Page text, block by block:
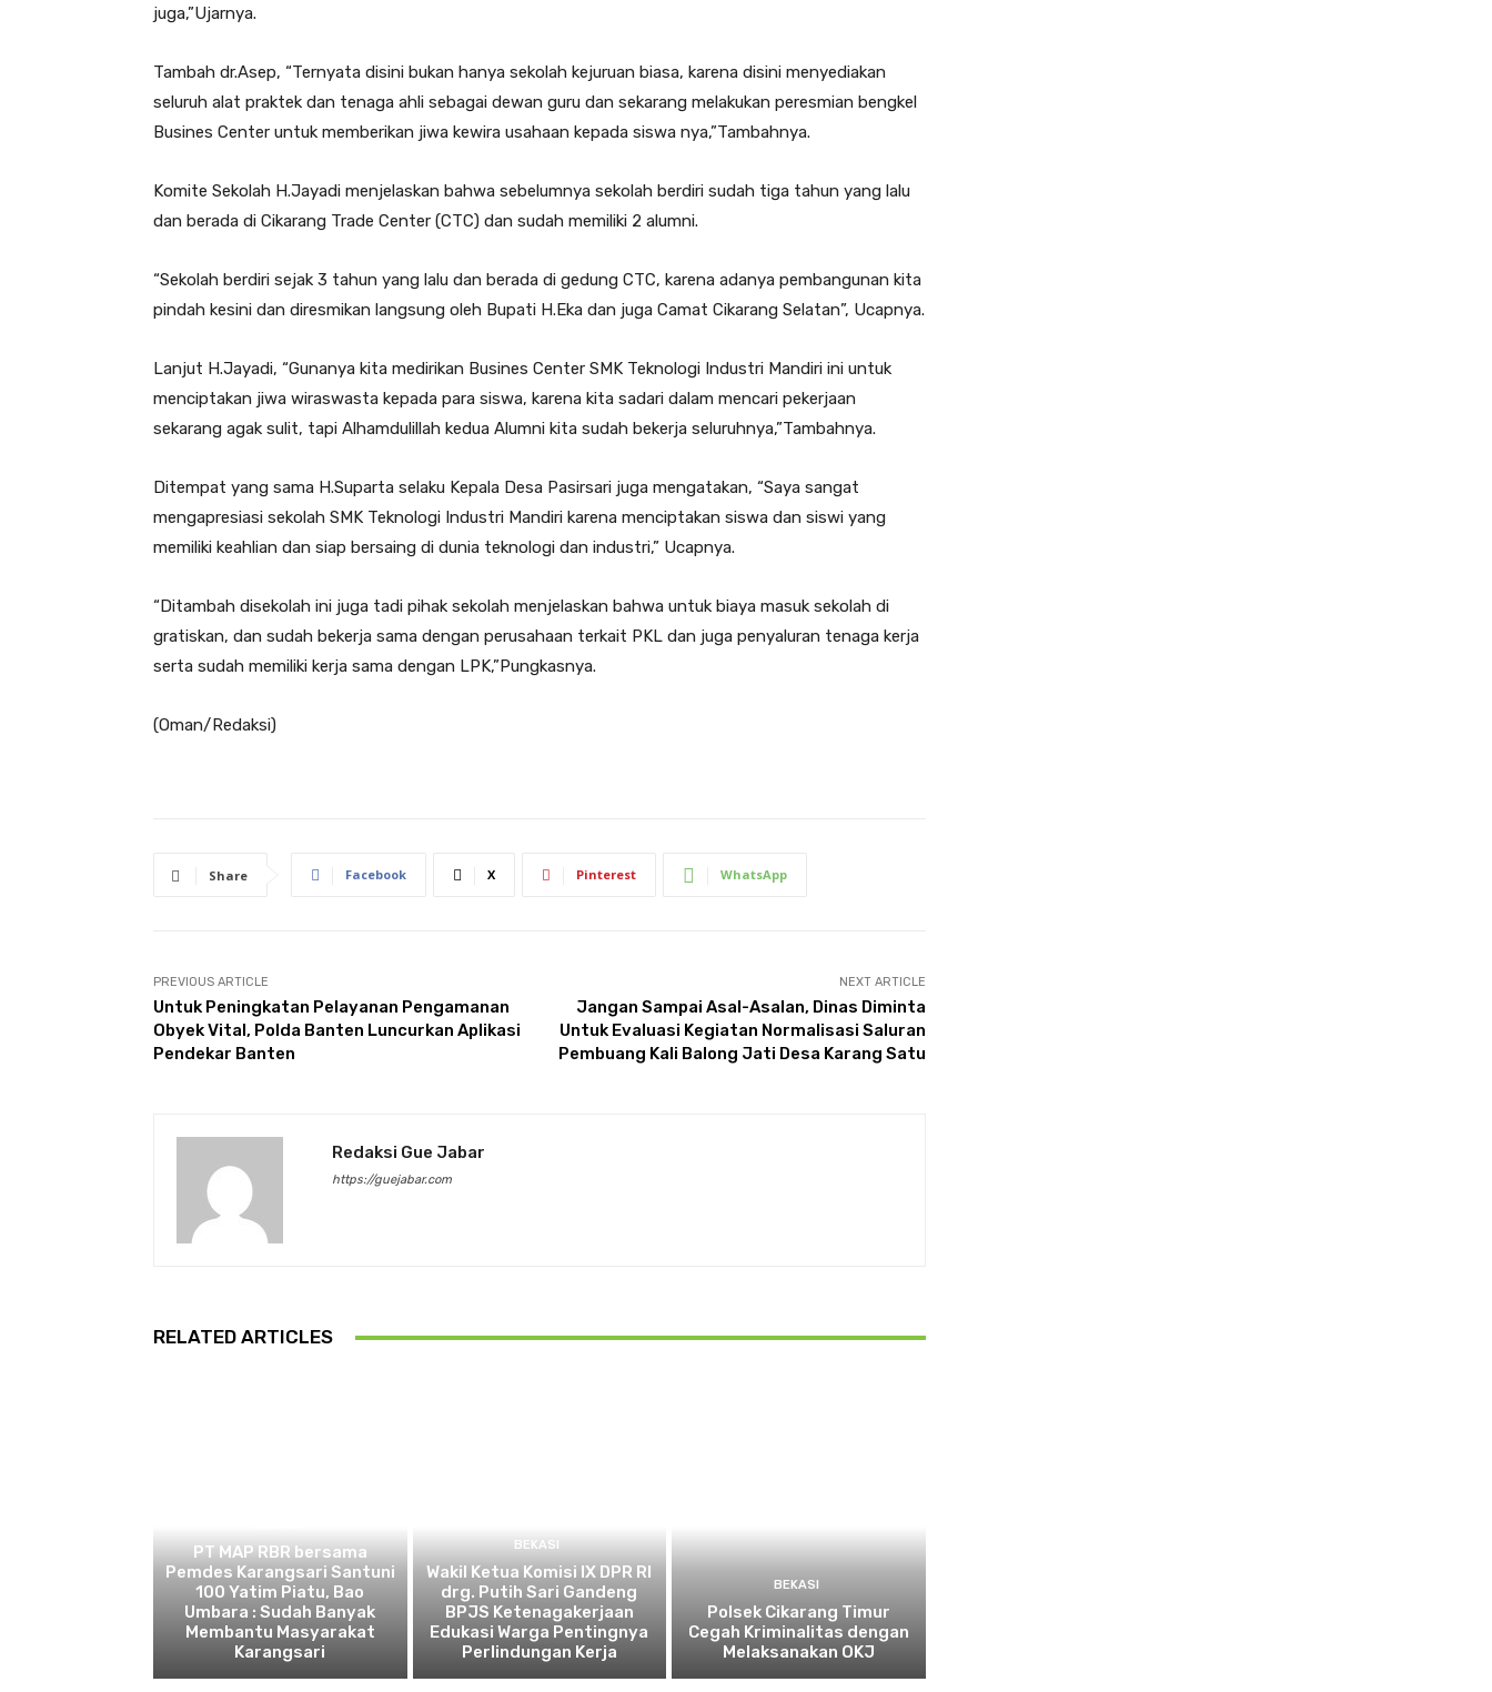
juga,”Ujarnya.
Tambah dr.Asep, “Ternyata disini bukan hanya sekolah kejuruan biasa, karena disini menyediakan
seluruh alat praktek dan tenaga ahli sebagai dewan guru dan sekarang melakukan peresmian bengkel
Busines Center untuk memberikan jiwa kewira usahaan kepada siswa nya,”Tambahnya.
Komite Sekolah H.Jayadi menjelaskan bahwa sebelumnya sekolah berdiri sudah tiga tahun yang lalu
dan berada di Cikarang Trade Center (CTC) dan sudah memiliki 2 alumni.
“Sekolah berdiri sejak 3 tahun yang lalu dan berada di gedung CTC, karena adanya pembangunan kita
pindah kesini dan diresmikan langsung oleh Bupati H.Eka dan juga Camat Cikarang Selatan”, Ucapnya.
Lanjut H.Jayadi, “Gunanya kita medirikan Busines Center SMK Teknologi Industri Mandiri ini untuk
menciptakan jiwa wiraswasta kepada para siswa, karena kita sadari dalam mencari pekerjaan
sekarang agak sulit, tapi Alhamdulillah kedua Alumni kita sudah bekerja seluruhnya,”Tambahnya.
Ditempat yang sama H.Suparta selaku Kepala Desa Pasirsari juga mengatakan, “Saya sangat
mengapresiasi sekolah SMK Teknologi Industri Mandiri karena menciptakan siswa dan siswi yang
memiliki keahlian dan siap bersaing di dunia teknologi dan industri,” Ucapnya.
“Ditambah disekolah ini juga tadi pihak sekolah menjelaskan bahwa untuk biaya masuk sekolah di
gratiskan, dan sudah bekerja sama dengan perusahaan terkait PKL dan juga penyaluran tenaga kerja
serta sudah memiliki kerja sama dengan LPK,”Pungkasnya.
(Oman/Redaksi)
Share Facebook X Pinterest WhatsApp
PREVIOUS ARTICLE
Untuk Peningkatan Pelayanan Pengamanan
Obyek Vital, Polda Banten Luncurkan Aplikasi
Pendekar Banten
NEXT ARTICLE
Jangan Sampai Asal-Asalan, Dinas Diminta
Untuk Evaluasi Kegiatan Normalisasi Saluran
Pembuang Kali Balong Jati Desa Karang Satu
Redaksi Gue Jabar
https://guejabar.com
RELATED ARTICLES
PT MAP RBR bersama
Pemdes Karangsari Santuni
100 Yatim Piatu, Bao
Umbara : Sudah Banyak
Membantu Masyarakat
Karangsari
BEKASI
Wakil Ketua Komisi IX DPR RI
drg. Putih Sari Gandeng
BPJS Ketenagakerjaan
Edukasi Warga Pentingnya
Perlindungan Kerja
BEKASI
Polsek Cikarang Timur
Cegah Kriminalitas dengan
Melaksanakan OKJ